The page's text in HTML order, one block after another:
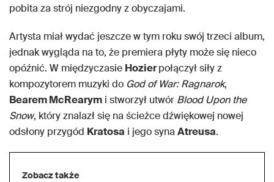
pobita za strój niezgodny z obyczajami.
Artysta miał wydać jeszcze w tym roku swój trzeci album,
jednak wygląda na to, że premiera płyty może się nieco
opóźnić. W międzyczasie Hozierpołączył siły z
kompozytorem muzyki do God of War: Ragnarok,
Bearem McRearym i stworzył utwór Blood Upon the
Snow, który znalazł się na ścieżce dźwiękowej nowej
odsłony przygód Kratosa i jego synaAtreusa.
Zobacz także